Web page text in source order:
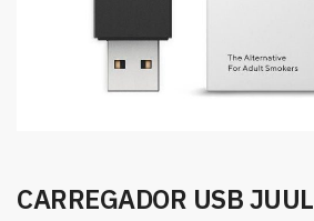
CARREGADOR USB JUUL